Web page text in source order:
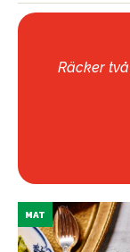
Räcker
MAT